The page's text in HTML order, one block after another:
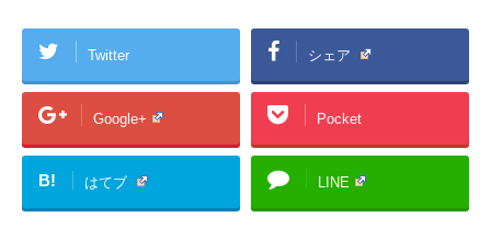
Twitter シェア
Google+ Pocket
B! はてブ LINE